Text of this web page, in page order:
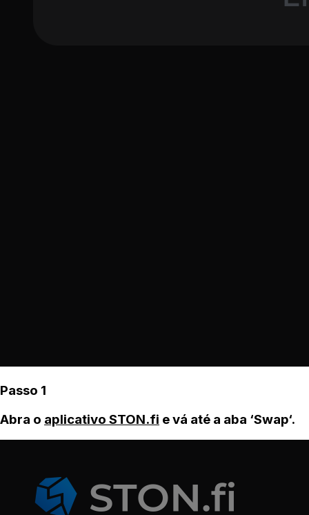
Passo 1
Abra o aplicativo STON.fi e vá até a aba ‘Swap‘.